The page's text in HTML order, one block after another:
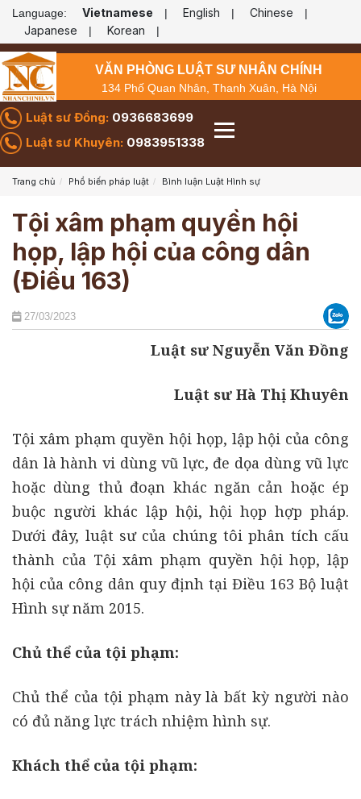
Language: Vietnamese | English | Chinese |
Japanese | Korean |
VĂN PHÒNG LUẬT SƯ NHÂN CHÍNH
134 Phố Quan Nhân, Thanh Xuân, Hà Nội
Luật sư Đồng: 0936683699
Luật sư Khuyên: 0983951338
Trang chủ Phổ biến pháp luật Bình luận Luật Hình sự
Tội xâm phạm quyền hội
họp, lập hội của công dân
(Điều 163)
27/03/2023
Luật sư Nguyễn Văn Đồng
Luật sư Hà Thị Khuyên
Tội xâm phạm quyền hội họp, lập hội của công
dân là hành vi dùng vũ lực, đe dọa dùng vũ lực
hoặc dùng thủ đoạn khác ngăn cản hoặc ép
buộc người khác lập hội, hội họp hợp pháp.
Dưới đây, luật sư của chúng tôi phân tích cấu
thành của Tội xâm phạm quyền hội họp, lập
hội của công dân quy định tại Điều 163 Bộ luật
Hình sự năm 2015.
Chủ thể của tội phạm:
Chủ thể của tội phạm này là bất kỳ người nào
có đủ năng lực trách nhiệm hình sự.
Khách thể của tội phạm: